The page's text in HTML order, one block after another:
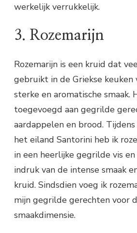
werkelijk verrukkelijk.
3. Rozemarijn
Rozemarijn is een kruid dat
gebruikt in de Griekse keuken
sterke en aromatische smaak.
toegevoegd aan gegrilde
aardappelen en brood.
het eiland Santorini heb ik
in een heerlijke gegrilde vis
indruk van de intense smaak
kruid. Sindsdien voeg ik
mijn gegrilde gerechten voor
smaakdimensie.